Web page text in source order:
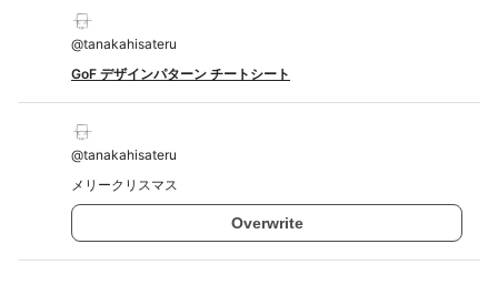
@tanakahisateru
GoF デザインパターン チートシート
@tanakahisateru
メリークリスマス
Overwrite